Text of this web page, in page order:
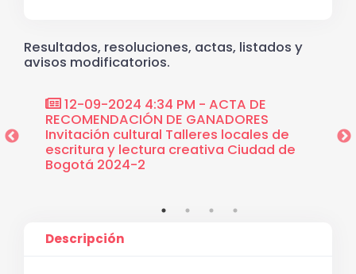
Resultados, resoluciones, actas, listados y
avisos modificatorios.
12-09-2024 4:34 PM - ACTA DE
RECOMENDACIÓN DE GANADORES
Invitación cultural Talleres locales de
escritura y lectura creativa Ciudad de
Bogotá 2024-2
Descripción